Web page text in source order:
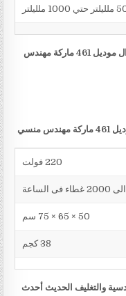
المرحلة الثانية: ماكينة غلق أغطية عبوات السوال موديل 461 ماركة مهندس
منسي
220 فولت
50 × 65 × 75 سم
38 كجم
والتغليف الحديث أحدث